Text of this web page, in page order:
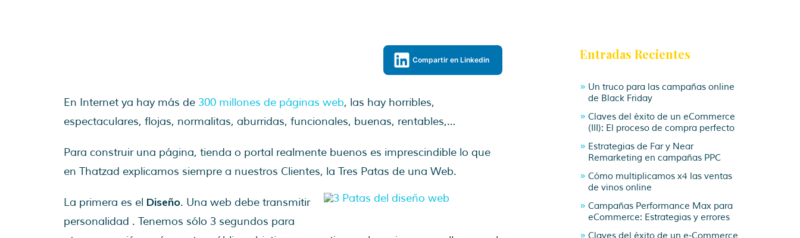
Compartir en Linkedin
En Internet ya hay más de 300 millones de páginas web, las hay horribles,
espectaculares, flojas, normalitas, aburridas, funcionales, buenas, rentables,…
Para construir una página, tienda o portal realmente buenos es imprescindible lo que
en Thatzad explicamos siempre a nuestros Clientes, la Tres Patas de una Web.
La primera es el Diseño. Una web debe transmitir
personalidad . Tenemos sólo 3 segundos para
Entradas Recientes
Un truco para las campañas online
de Black Friday
Claves del éxito de un eCommerce
(III): El proceso de compra perfecto
Estrategias de Far y Near
Remarketing en campañas PPC
Cómo multiplicamos x4 las ventas
de vinos online
Campañas Performance Max para
eCommerce: Estrategias y errores
Claves del éxito de un e-Commerce